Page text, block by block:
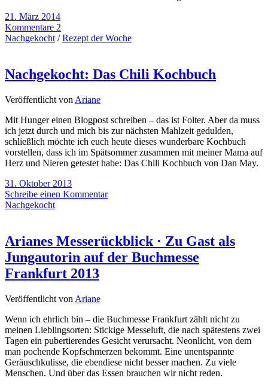
21. März 2014
Kommentare 2
Nachgekocht /Rezept der Woche
Nachgekocht: Das Chili Kochbuch
Veröffentlicht von Ariane
Mit Hunger einen Blogpost schreiben – das ist Folter. Aber da muss
ich jetzt durch und mich bis zur nächsten Mahlzeit gedulden,
schließlich möchte ich euch heute dieses wunderbare Kochbuch
vorstellen, dass ich im Spätsommer zusammen mit meiner Mama auf
Herz und Nieren getestet habe: Das Chili Kochbuch von Dan May.
31. Oktober 2013
Schreibe einen Kommentar
Nachgekocht
Arianes Messerückblick · Zu Gast als
Jungautorin auf der Buchmesse
Frankfurt 2013
Veröffentlicht von Ariane
Wenn ich ehrlich bin – die Buchmesse Frankfurt zählt nicht zu
meinen Lieblingsorten: Stickige Messeluft, die nach spätestens zwei
Tagen ein pubertierendes Gesicht verursacht. Neonlicht, von dem
man pochende Kopfschmerzen bekommt. Eine unentspannte
Geräuschkulisse, die ebendiese nicht besser machen. Zu viele
Menschen. Und über das Essen brauchen wir nicht reden.